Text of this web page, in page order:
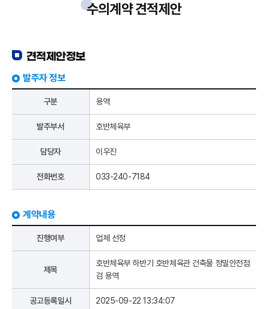
수의계약 견적제안
견적제안정보
발주자 정보
구분 용역
발주부서 호반체육부
담당자 이우진
전화번호 033-240-7184
계약내용
진행여부 업체 선정
제목
호반체육부 하반기 호반체육관 건축물 정밀안전점
검 용역
공고등록일시 2025-09-22 13:34:07